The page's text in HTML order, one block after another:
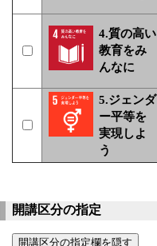
4.質の高い
教育をみ
んなに
5.ジェンダ
ー平等を
実現しよ
う
開講区分の指定